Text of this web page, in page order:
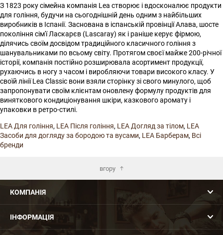
З 1823 року сімейна компанія Lea створює і вдосконалює продукти
для гоління, будучи на сьогоднішній день одним з найбільших
виробників в Іспанії. Заснована в іспанській провінції Алава, шосте
покоління сім'ї Ласкарєв (Lascaray) як і раніше керує фірмою,
ділячись своїм досвідом традиційного класичного гоління з
шанувальниками по всьому світу. Протягом своєї майже 200-річної
історії, компанія постійно розширювала асортимент продукції,
рухаючись в ногу з часом і виробляючи товари високого класу. У
своїй лінії Lea Classic вони взяли сторінку зі свого минулого, щоб
запропонувати своїм клієнтам оновлену формулу продуктів для
виняткового кондиціонування шкіри, казкового аромату і
упаковки в ретро-стилі.
LEA Для гоління, LEA Після гоління, LEA Догляд за тілом, LEA
Засоби для догляду за бородою та вусами, LEA Барберам, Всі
бренди
вгору
КОМПАНІЯ
ІНФОРМАЦІЯ